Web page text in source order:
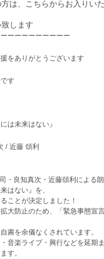
は、こちらからお入りい
します
ーーーーーーーーー
をありがとうございます
す
は未来はない』
/ 近藤 頌利
・良知真次・近藤頌利による
はない』を、
ことが決定しました！
大防止のため、「緊急事態宣
粛を余儀なくされています。
音楽ライブ・興行などを延期
す。